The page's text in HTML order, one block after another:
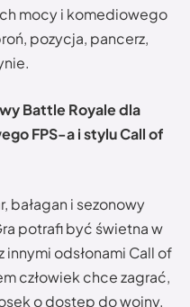
mocy i komediowego
pozycja, pancerz,
Battle Royale dla
FPS-a i stylu Call of
bałagan i sezonowy
potrafi być świetna w
innymi odsłonami Call of
człowiek chce zagrać,
o dostęp do wojny.